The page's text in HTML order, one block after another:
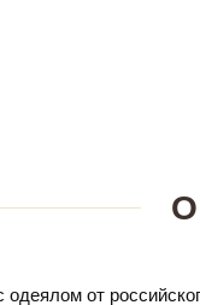
одеялом от